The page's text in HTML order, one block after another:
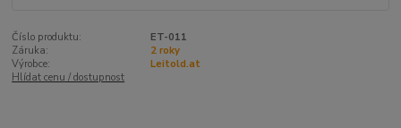
Číslo produktu:
ET-011
Záruka:
2 roky
Výrobce:
Leitold.at
Hlídat cenu / dostupnost